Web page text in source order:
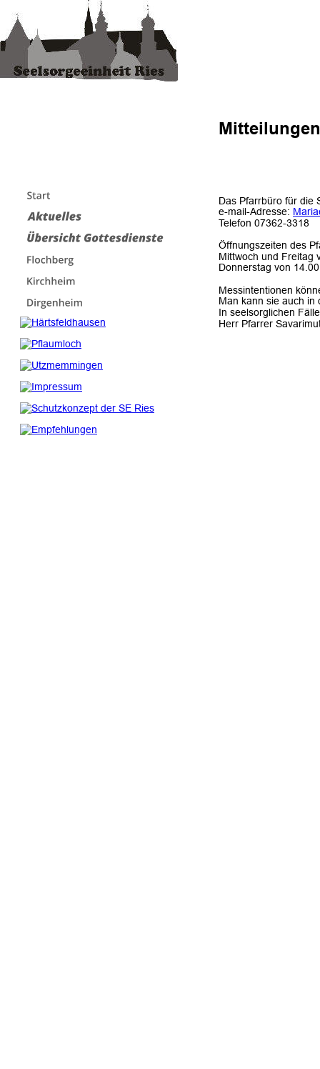
Das Pfarrbüro für die
e-mail-Adresse:
Telefon 07362-3318
Öffnungszeiten des
Mittwoch und Freitag
Donnerstag von
Messintentionen
Man kann sie auch
In seelsorglichen
Herr Pfarrer